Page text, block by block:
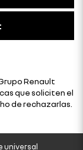
Renault
que soliciten el
de rechazarlas.